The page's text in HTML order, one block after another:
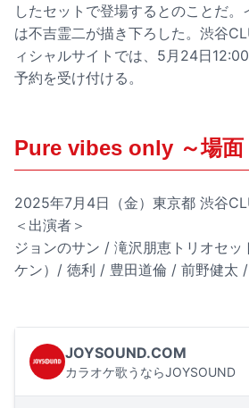
したセットで登場するとのことだ
は不吉霊二が描き下ろした。渋谷
ィシャルサイトでは、5月24日
予約を受け付ける。
Pure vibes only ～場面
2025年7月4日（金）東京都 渋谷
＜出演者＞
ジョンのサン / 滝沢朋恵トリオセッ
ケン）/ 徳利 / 豊田道倫 / 前野健太
JOYSOUND.COM
カラオケ歌うならJOYSOUND